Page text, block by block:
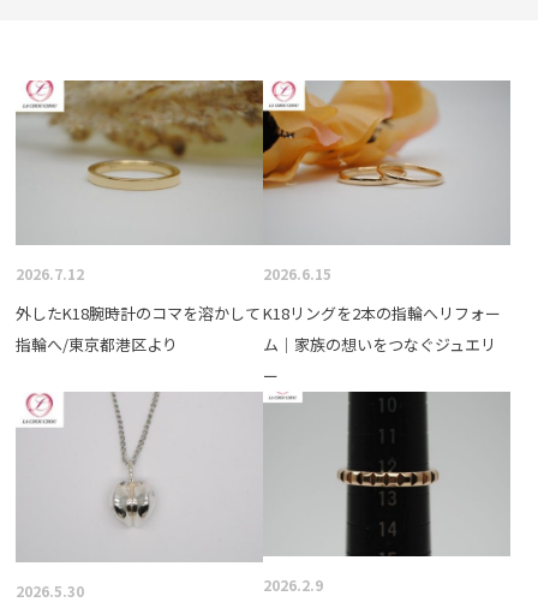
2026.7.12
外したK18腕時計のコマを溶かして
指輪へ/東京都港区より
2026.6.15
K18リングを2本の指輪へリフォー
ム｜家族の想いをつなぐジュエリ
ー
2026.5.30 2026.2.9